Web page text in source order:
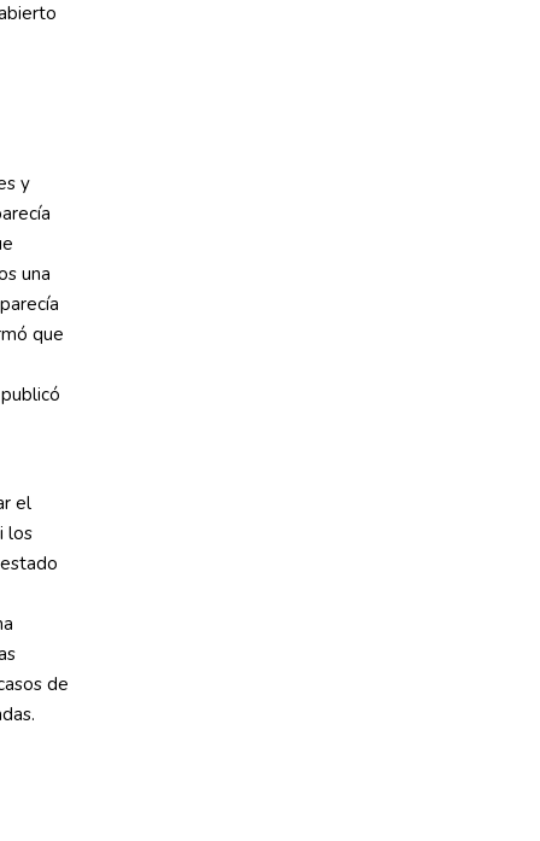
y
una
que
el
los
de